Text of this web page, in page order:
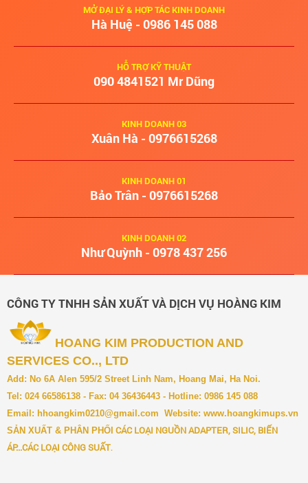
MỞ ĐẠI LÝ & HỢP TÁC KINH DOANH
Hà Huệ - 0986 145 088
HỖ TRỢ KỸ THUẬT
‭090 4841521‬ Mr Dũng
KINH DOANH 03
Xuân Hà - 0976615268
KINH DOANH 01
Bảo Trân - 0976615268
KINH DOANH 02
Như Quỳnh - 0978 437 256
CÔNG TY TNHH SẢN XUẤT VÀ DỊCH VỤ HOÀNG KIM
HOANG KIM PRODUCTION AND
SERVICES CO.., LTD
Add: No 6A Alen 595/2 Street Linh Nam, Hoang Mai, Ha Noi.
Tel: 024 66586138 - Fax: 04 36436443 - Hotline: 0986 145 088
Email: hhoangkim0210@gmail.com Website: www.hoangkimups.vn
SẢN XUẤT & PHÂN PHỐI CÁC LOẠI NGUỒN ADAPTER, SILIC, BIẾN
ÁP...CÁC LOẠI CÔNG SUẤT.